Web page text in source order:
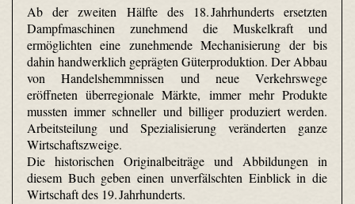
Ab der zweiten Hälfte des 18. Jahrhunderts ersetzten
Dampfmaschinen zunehmend die Muskelkraft und
ermöglichten eine zunehmende Mechanisierung der bis
dahin handwerklich geprägten Güterproduktion. Der Abbau
von Handelshemmnissen und neue Verkehrswege
eröffneten überregionale Märkte, immer mehr Produkte
mussten immer schneller und billiger produziert werden.
Arbeitsteilung und Spezialisierung veränderten ganze
Wirtschaftszweige.
Die historischen Originalbeiträge und Abbildungen in
diesem Buch geben einen unverfälschten Einblick in die
Wirtschaft des 19. Jahrhunderts.